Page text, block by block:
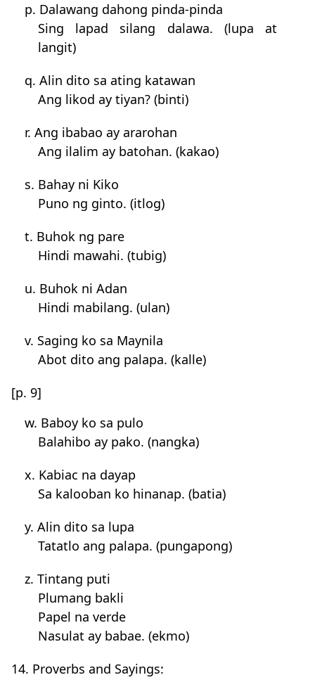
p. Dalawang dahong pinda-pinda
Sing lapad silang dalawa. (lupa at
langit)
q. Alin dito sa ating katawan
Ang likod ay tiyan? (binti)
r. Ang ibabao ay ararohan
Ang ilalim ay batohan. (kakao)
s. Bahay ni Kiko
Puno ng ginto. (itlog)
t. Buhok ng pare
Hindi mawahi. (tubig)
u. Buhok ni Adan
Hindi mabilang. (ulan)
v. Saging ko sa Maynila
Abot dito ang palapa. (kalle)
[p. 9]
w. Baboy ko sa pulo
Balahibo ay pako. (nangka)
x. Kabiac na dayap
Sa kalooban ko hinanap. (batia)
y. Alin dito sa lupa
Tatatlo ang palapa. (pungapong)
z. Tintang puti
Plumang bakli
Papel na verde
Nasulat ay babae. (ekmo)
14. Proverbs and Sayings: